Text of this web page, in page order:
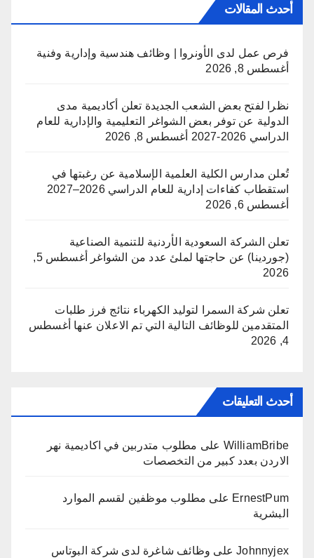
أحدث المقالات
فرص عمل لدى الأونروا | وظائف هندسية وإدارية وفنية
أغسطس 8, 2026
نظرا لفتح بعض الشعب الجديدة تعلن أكاديمية مدى
الدولية عن توفر بعض الشواغر التعليمية والإدارية للعام
الدراسي 2026-2027
أغسطس 8, 2026
تُعلن مدارس الكلية العلمية الإسلامية عن رغبتها في
استقطاب كفاءات إدارية للعام الدراسي 2026–2027
أغسطس 6, 2026
تعلن الشركة السعودية الأردنية للتنمية الصناعية
(جوردينا) عن حاجتها لملئ عدد من الشواغر
أغسطس 5,
2026
تعلن شركة السمرا لتوليد الكهرباء نتائج فرز طلبات
المتقدمين للوظائف التالية التي تم الاعلان عنها أغسطس
4, 2026
أحدث التعليقات
WilliamBribe على مطلوب متدربين في اكاديمية نهر
الاردن بعدد كبير من التخصصات
ErnestPum على مطلوب موظفين لقسم الموارد
البشرية
Johnnyjexعلى وظائف شاغرة لدى شركة البوتاس